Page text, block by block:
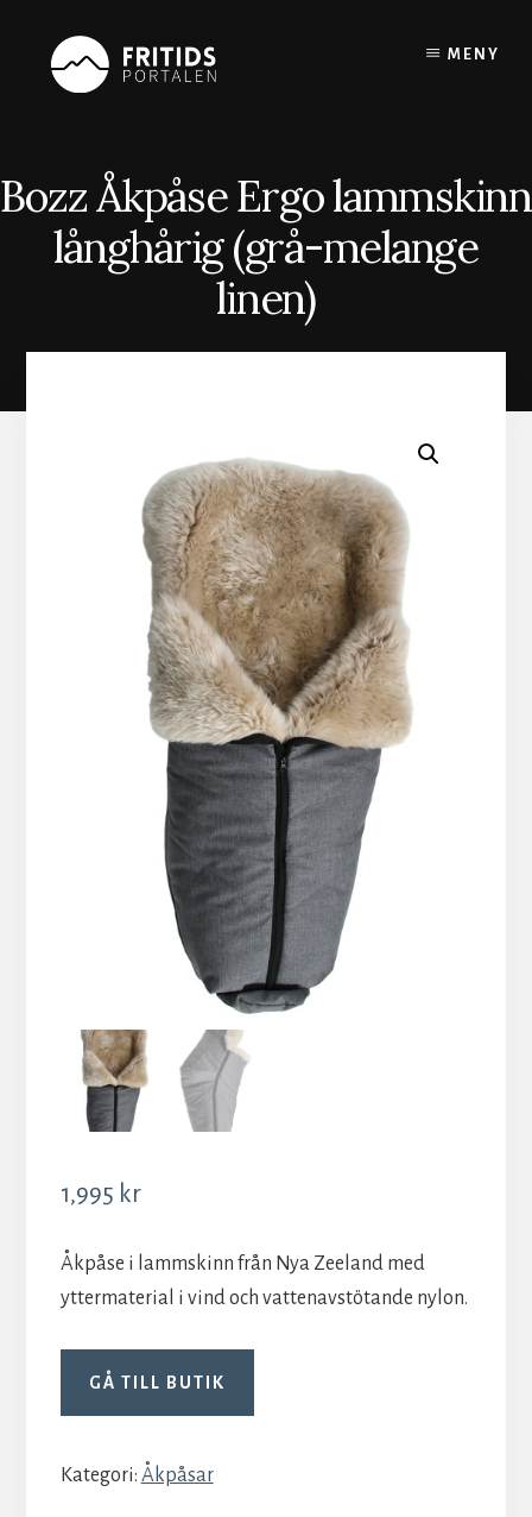
content
MENY
Bozz Åkpåse Ergo lammskinn
långhårig (grå-melange
linen)
1,995 kr
Åkpåse i lammskinn från Nya Zeeland med
yttermaterial i vind och vattenavstötande nylon.
GÅ TILL BUTIK
Kategori: Åkpåsar